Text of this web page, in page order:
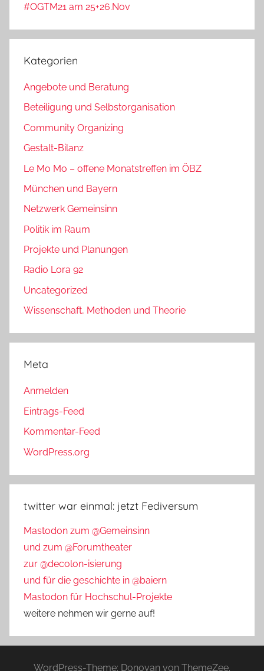
#OGTM21 am 25+26.Nov
Kategorien
Angebote und Beratung
Beteiligung und Selbstorganisation
Community Organizing
Gestalt-Bilanz
Le Mo Mo – offene Monatstreffen im ÖBZ
München und Bayern
Netzwerk Gemeinsinn
Politik im Raum
Projekte und Planungen
Radio Lora 92
Uncategorized
Wissenschaft, Methoden und Theorie
Meta
Anmelden
Eintrags-Feed
Kommentar-Feed
WordPress.org
twitter war einmal: jetzt Fediversum
Mastodon zum @Gemeinsinn
und zum @Forumtheater
zur @decolon-isierung
und für die geschichte in @baiern
Mastodon für Hochschul-Projekte
weitere nehmen wir gerne auf!
WordPress-Theme: Donovan von ThemeZee.